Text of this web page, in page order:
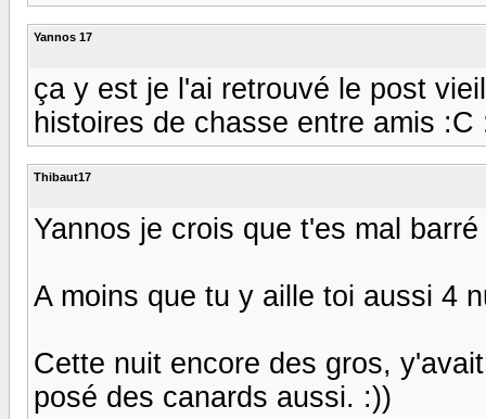
Yannos 17
ça y est je l'ai retrouvé le post
histoires de chasse entre amis :C
Thibaut17
Yannos je crois que t'es mal
A moins que tu y aille toi aussi 4
Cette nuit encore des gros,
posé des canards aussi. :))